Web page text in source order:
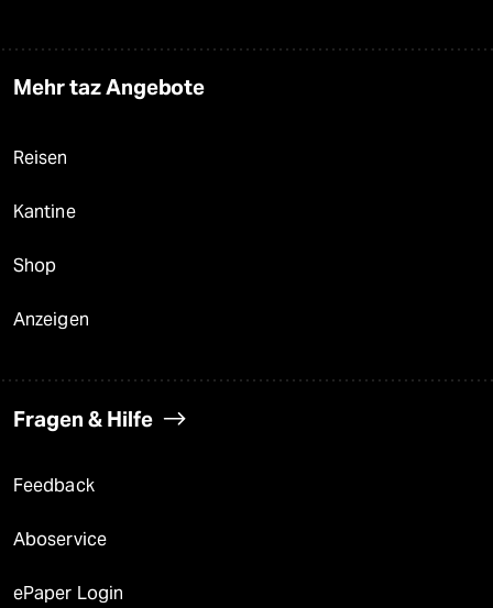
Mehr taz Angebote
Reisen
Kantine
Shop
Anzeigen
Fragen & Hilfe
Feedback
Aboservice
ePaper Login